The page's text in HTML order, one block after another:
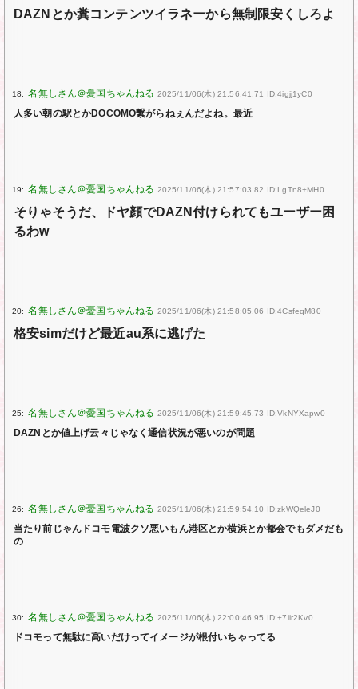
DAZNとか糞コンテンツイラネーから無制限安くしろよ
18: 2025/11/06(木) 21:56:41.71 ID:4igjj1yC0
人多い朝の駅とかDOCOMO繋がらねぇんだよね。最近
19: 2025/11/06(木) 21:57:03.82 ID:LgTn8+MH0
そりゃそうだ、ドヤ顔でDAZN付けられてもユーザー困
るわw
20: 2025/11/06(木) 21:58:05.06 ID:4CsfeqM80
格安simだけど最近au系に逃げた
25: 2025/11/06(木) 21:59:45.73 ID:VkNYXapw0
DAZNとか値上げ云々じゃなく通信状況が悪いのが問題
26: 2025/11/06(木) 21:59:54.10 ID:zkWQeleJ0
当たり前じゃんドコモ電波クソ悪いもん港区とか横浜とか都会でもダメだも
の
30: 2025/11/06(木) 22:00:46.95 ID:+7iir2Kv0
ドコモって無駄に高いだけってイメージが根付いちゃってる